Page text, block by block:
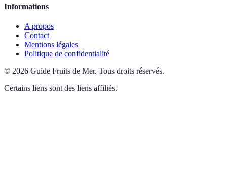
Informations
A propos
Contact
Mentions légales
Politique de confidentialité
© 2026 Guide Fruits de Mer. Tous droits réservés.
Certains liens sont des liens affiliés.